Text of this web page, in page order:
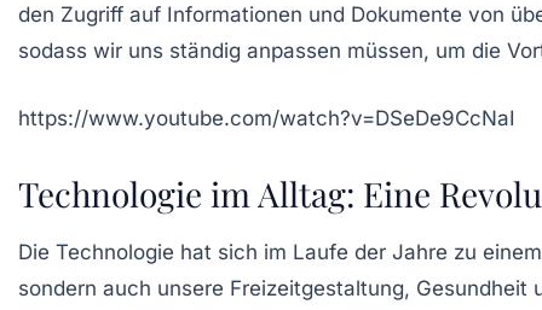
den Zugriff auf Informationen und Dokumente von
sodass wir uns ständig anpassen müssen, um die
https://www.youtube.com/watch?v=DSeDe9CcNaI
Technologie im Alltag: Eine
Die Technologie hat sich im Laufe der Jahre zu
sondern auch unsere Freizeitgestaltung, Gesundheit